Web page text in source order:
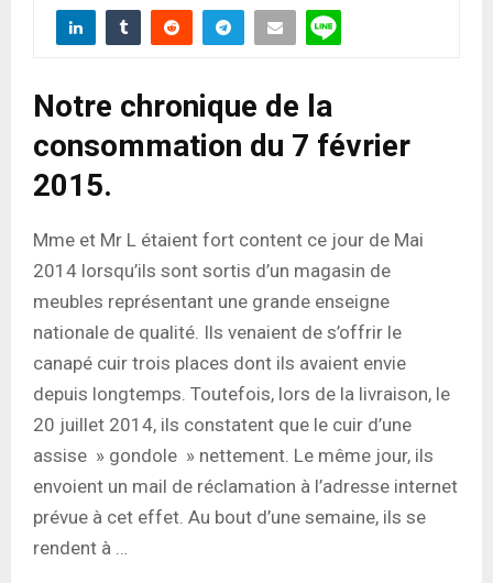
Notre chronique de la
consommation du 7 février
2015.
Mme et Mr L étaient fort content ce jour de Mai
2014 lorsqu’ils sont sortis d’un magasin de
meubles représentant une grande enseigne
nationale de qualité. Ils venaient de s’offrir le
canapé cuir trois places dont ils avaient envie
depuis longtemps. Toutefois, lors de la livraison, le
20 juillet 2014, ils constatent que le cuir d’une
assise » gondole » nettement. Le même jour, ils
envoient un mail de réclamation à l’adresse internet
prévue à cet effet. Au bout d’une semaine, ils se
rendent à …